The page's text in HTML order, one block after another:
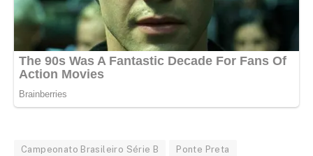
Campeonato Brasileiro Série B Ponte Preta